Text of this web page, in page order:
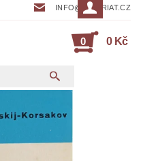
INFO@EKVARIAT.CZ
0 0 Kč